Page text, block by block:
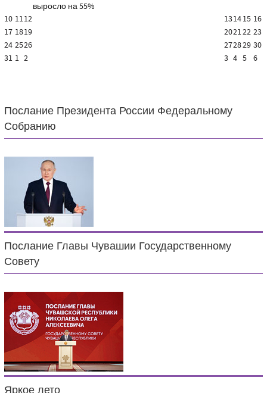
выросло на 55%
10 1112 131415 16
17 1819 202122 23
24 2526 272829 30
31 1 2 3 4 5 6
Послание Президента России Федеральному
Собранию
Послание Главы Чувашии Государственному
Совету
Яркое лето